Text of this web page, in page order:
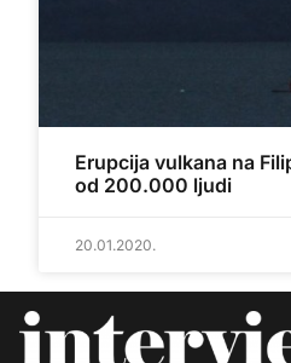
Erupcija vulkana na
od 200.000 ljudi
20.01.2020.